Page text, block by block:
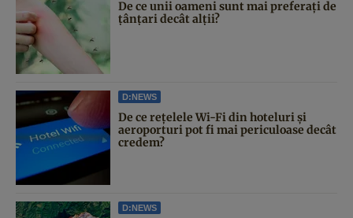
De ce unii oameni sunt mai preferați de
țânțari decât alții?
D:NEWS
De ce rețelele Wi-Fi din hoteluri și
aeroporturi pot fi mai periculoase decât
credem?
D:NEWS